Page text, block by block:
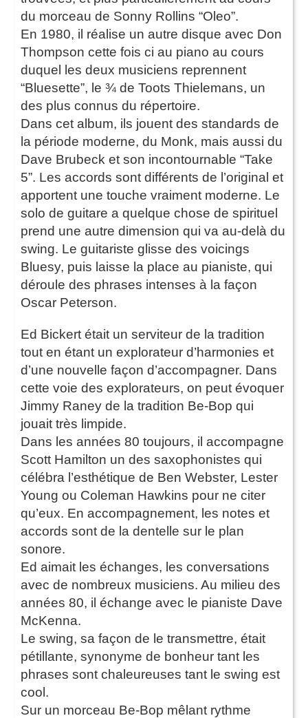
du morceau de Sonny Rollins “Oleo”.
En 1980, il réalise un autre disque avec Don
Thompson cette fois ci au piano au cours
duquel les deux musiciens reprennent
“Bluesette”, le ¾ de Toots Thielemans, un
des plus connus du répertoire.
Dans cet album, ils jouent des standards de
la période moderne, du Monk, mais aussi du
Dave Brubeck et son incontournable “Take
5”. Les accords sont différents de l’original et
apportent une touche vraiment moderne. Le
solo de guitare a quelque chose de spirituel
prend une autre dimension qui va au-delà du
swing. Le guitariste glisse des voicings
Bluesy, puis laisse la place au pianiste, qui
déroule des phrases intenses à la façon
Oscar Peterson.
Ed Bickert était un serviteur de la tradition
tout en étant un explorateur d’harmonies et
d’une nouvelle façon d’accompagner. Dans
cette voie des explorateurs, on peut évoquer
Jimmy Raney de la tradition Be-Bop qui
jouait très limpide.
Dans les années 80 toujours, il accompagne
Scott Hamilton un des saxophonistes qui
célébra l’esthétique de Ben Webster, Lester
Young ou Coleman Hawkins pour ne citer
qu’eux. En accompagnement, les notes et
accords sont de la dentelle sur le plan
sonore.
Ed aimait les échanges, les conversations
avec de nombreux musiciens. Au milieu des
années 80, il échange avec le pianiste Dave
McKenna.
Le swing, sa façon de le transmettre, était
pétillante, synonyme de bonheur tant les
phrases sont chaleureuses tant le swing est
cool.
Sur un morceau Be-Bop mêlant rythme